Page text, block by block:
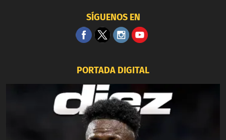
SÍGUENOS EN
PORTADA DIGITAL